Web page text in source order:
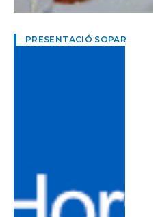
PRESENTACIÓ SOPAR